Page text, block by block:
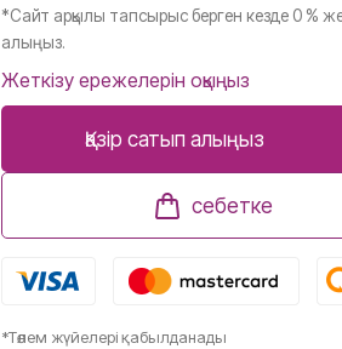
*Сайт арқылы тапсырыс берген кезде 0 %
алыңыз.
Жеткізу ережелерін оқыңыз
Қазір сатып алыңыз
себетке
*Төлем жүйелері қабылданады